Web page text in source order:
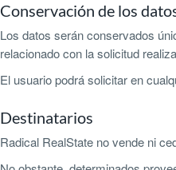
Conservación de los
Los datos serán conservados
relacionado con la solicitud
El usuario podrá solicitar en
Destinatarios
Radical RealState no vende ni